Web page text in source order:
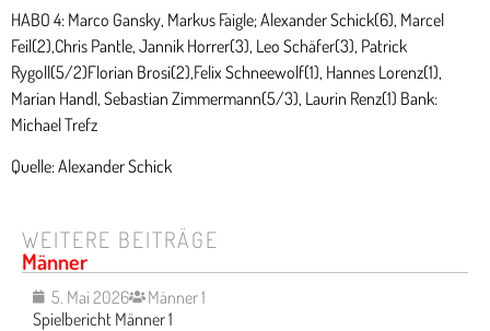
HABO 4: Marco Gansky, Markus Faigle; Alexander Schick(6), Marcel
Feil(2),Chris Pantle, Jannik Horrer(3), Leo Schäfer(3), Patrick
Rygoll(5/2)Florian Brosi(2),Felix Schneewolf(1), Hannes Lorenz(1),
Marian Handl, Sebastian Zimmermann(5/3), Laurin Renz(1) Bank:
Michael Trefz
Quelle: Alexander Schick
WEITERE BEITRÄGE
Männer
5. Mai 2026
Männer 1
Spielbericht Männer 1